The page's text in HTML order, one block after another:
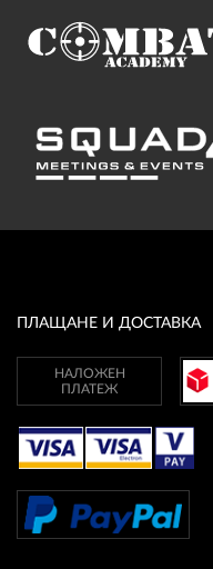
ПЛАЩАНЕ И ДОСТАВКА
НАЛОЖЕН
ПЛАТЕЖ